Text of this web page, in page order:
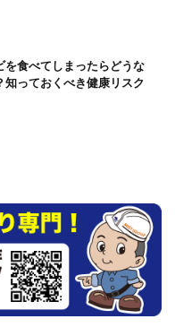
を食べてしまったらどうな
知っておくべき健康リスク